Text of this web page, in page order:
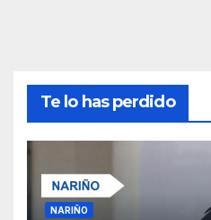
Te lo has perdido
NARIÑO